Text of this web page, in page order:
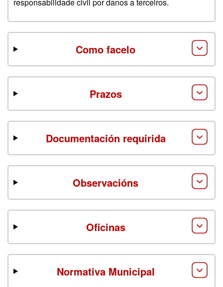
Como facelo
Prazos
Documentación requirida
Observacións
Oficinas
Normativa Municipal